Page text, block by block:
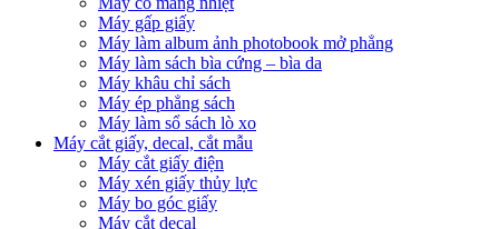
Máy gấp giấy
Máy làm album ảnh photobook mở phẳng
Máy làm sách bìa cứng – bìa da
Máy khâu chỉ sách
Máy ép phẳng sách
Máy làm sổ sách lò xo
Máy cắt giấy, decal, cắt mẫu
Máy cắt giấy điện
Máy xén giấy thủy lực
Máy bo góc giấy
Máy cắt decal